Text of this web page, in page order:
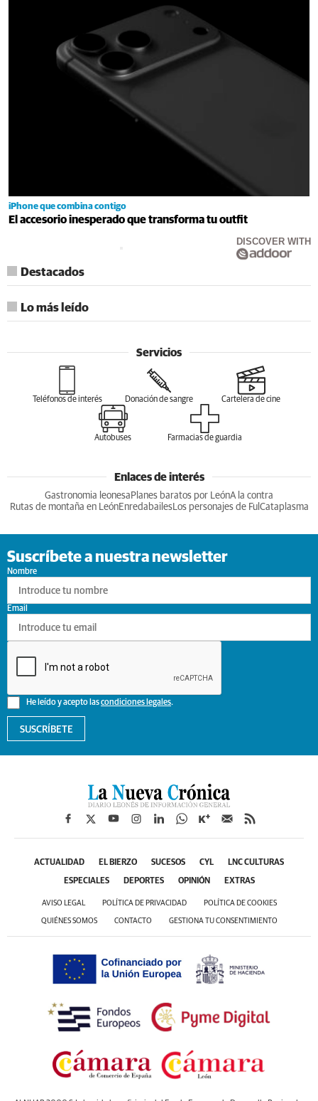
iPhone que combina contigo
El accesorio inesperado que transforma tu outfit
DISCOVER WITH
Destacados
Lo más leído
Servicios
Teléfonos de interés Donación de sangre Cartelera de cine
Autobuses Farmacias de guardia
Enlaces de interés
Gastronomia leonesa Planes baratos por LeónA la contra
Rutas de montaña en LeónEnredabailesLos personajes de Ful Cataplasma
Suscríbete a nuestra newsletter
Nombre
He leído y acepto lascondiciones legales.
Email
SUSCRÍBETE
ACTUALIDAD EL BIERZO SUCESOS CYL LNC CULTURAS
ESPECIALES DEPORTES OPINIÓN EXTRAS
AVISO LEGAL POLÍTICA DE PRIVACIDAD POLÍTICA DE COOKIES
QUIÉNES SOMOS CONTACTO GESTIONA TU CONSENTIMIENTO